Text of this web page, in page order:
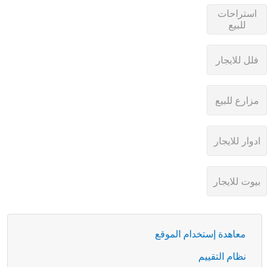
معاهدة إستخدام الموقع
نظام التقييم